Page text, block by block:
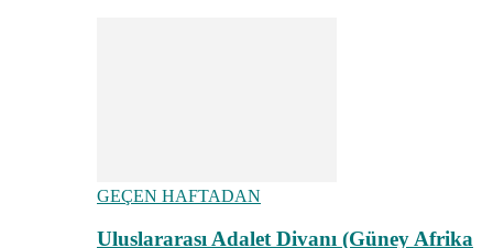
GEÇEN HAFTADAN
Uluslararası Adalet Divanı (Güney Afrika